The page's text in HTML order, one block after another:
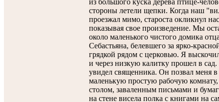
из большого куска дерева птице-
стороны летели щепки. Когда наш
проезжал мимо, староста окликнул
показывая свое произведение. Мы
около маленького чистого домика
Себастьяна, белевшего за ярко-
грядкой рядом с церковью. Я
и через низкую калитку прошел в
увидел священника. Он позвал меня
маленькую простую рабочую комнату,
столом, заваленным письмами и
на стене висела полка с книгами на